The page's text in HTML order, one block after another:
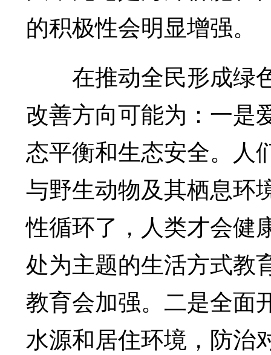
的积极性会明显增强。
在推动全民形成绿
改善方向可能为：一是
态平衡和生态安全。人
与野生动物及其栖息环
性循环了，人类才会健
处为主题的生活方式教
教育会加强。二是全面
水源和居住环境，防治